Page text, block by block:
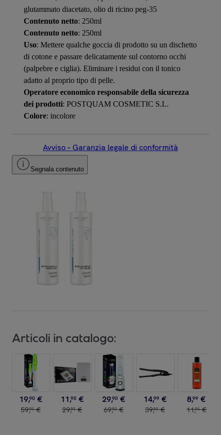
glutammato diacetato, olio di ricino peg-35
Contenuto netto: 250ml
Contenuto netto: 250ml
Uso: Mettere qualche goccia di prodotto su un dischetto
di cotone e passare delicatamente sul contorno occhi
(palpebre e ciglia). Eliminare i residui con il tonico
adatto al proprio tipo di pelle.
Operatore economico responsabile della sicurezza
dei prodotti: POSTQUAM COSMETIC S.L.
Colore: incolore
Avviso – Garanzia legale di conformità
Segnala contenuto
Articoli in catalogo:
19,90 €
59,90 €
11,90 €
29,90 €
29,90 €
69,90 €
14,99 €
39,90 €
8,99 €
11,90 €